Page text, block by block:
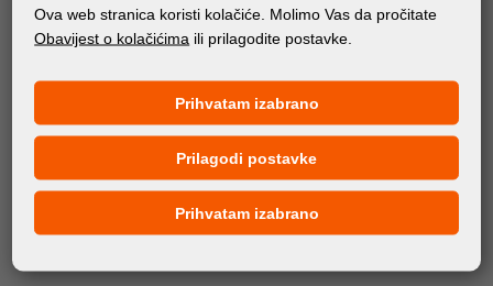
MATERIJALI
Supreme Defense™ Matte Paint Protection Film
Ova web stranica koristi kolačiće. Molimo Vas da pročitate
Obavijest o kolačićima ili prilagodite postavke.
Prihvatam izabrano
Prilagodi postavke
Prihvatam izabrano